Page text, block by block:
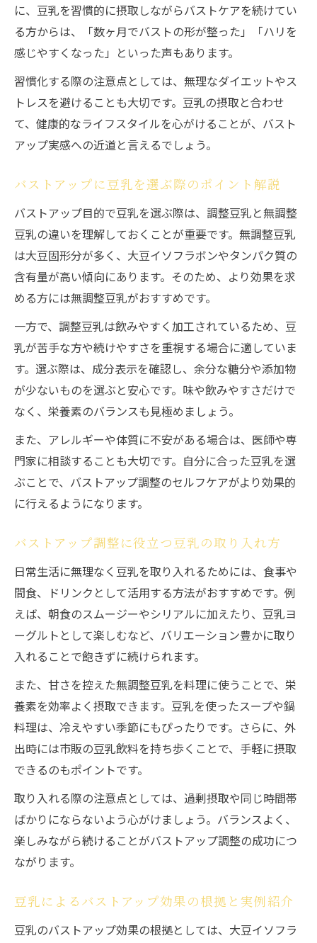
に、豆乳を習慣的に摂取しながらバストケアを続けてい
る方からは、「数ヶ月でバストの形が整った」「ハリを
感じやすくなった」といった声もあります。
習慣化する際の注意点としては、無理なダイエットやス
トレスを避けることも大切です。豆乳の摂取と合わせ
て、健康的なライフスタイルを心がけることが、バスト
アップ実感への近道と言えるでしょう。
バストアップに豆乳を選ぶ際のポイント解説
バストアップ目的で豆乳を選ぶ際は、調整豆乳と無調整
豆乳の違いを理解しておくことが重要です。無調整豆乳
は大豆固形分が多く、大豆イソフラボンやタンパク質の
含有量が高い傾向にあります。そのため、より効果を求
める方には無調整豆乳がおすすめです。
一方で、調整豆乳は飲みやすく加工されているため、豆
乳が苦手な方や続けやすさを重視する場合に適していま
す。選ぶ際は、成分表示を確認し、余分な糖分や添加物
が少ないものを選ぶと安心です。味や飲みやすさだけで
なく、栄養素のバランスも見極めましょう。
また、アレルギーや体質に不安がある場合は、医師や専
門家に相談することも大切です。自分に合った豆乳を選
ぶことで、バストアップ調整のセルフケアがより効果的
に行えるようになります。
バストアップ調整に役立つ豆乳の取り入れ方
日常生活に無理なく豆乳を取り入れるためには、食事や
間食、ドリンクとして活用する方法がおすすめです。例
えば、朝食のスムージーやシリアルに加えたり、豆乳ヨ
ーグルトとして楽しむなど、バリエーション豊かに取り
入れることで飽きずに続けられます。
また、甘さを控えた無調整豆乳を料理に使うことで、栄
養素を効率よく摂取できます。豆乳を使ったスープや鍋
料理は、冷えやすい季節にもぴったりです。さらに、外
出時には市販の豆乳飲料を持ち歩くことで、手軽に摂取
できるのもポイントです。
取り入れる際の注意点としては、過剰摂取や同じ時間帯
ばかりにならないよう心がけましょう。バランスよく、
楽しみながら続けることがバストアップ調整の成功につ
ながります。
豆乳によるバストアップ効果の根拠と実例紹介
豆乳のバストアップ効果の根拠としては、大豆イソフラ